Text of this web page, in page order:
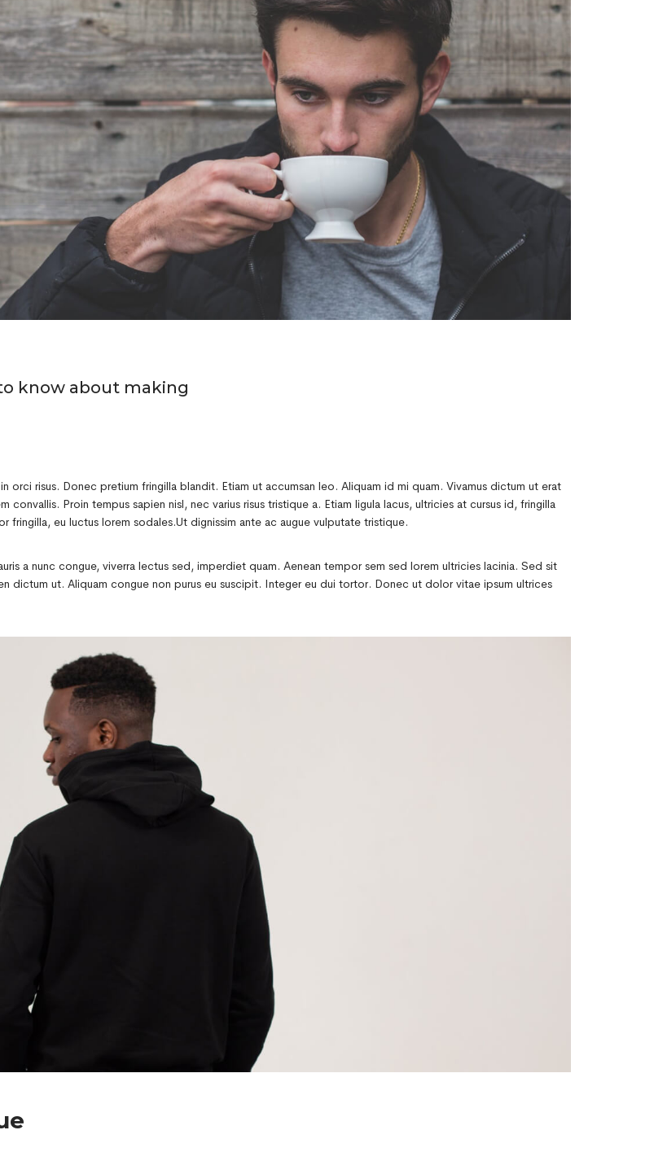
know about making
risus. Donec pretium fringilla blandit. Etiam ut accumsan leo. Aliquam id mi quam. Vivamus dictum ut erat
Proin tempus sapien nisl, nec varius risus tristique a. Etiam ligula lacus, ultricies at cursus id, fringilla
eu luctus lorem sodales.Ut dignissim ante ac augue vulputate tristique.
a nunc congue, viverra lectus sed, imperdiet quam. Aenean tempor sem sed lorem ultricies lacinia. Sed sit
dictum ut. Aliquam congue non purus eu suscipit. Integer eu dui tortor. Donec ut dolor vitae ipsum ultrices